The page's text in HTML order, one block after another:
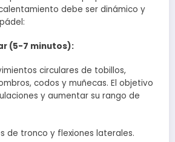
debe ser dinámico y
(5-7 minutos):
circulares de tobillos,
codos y muñecas. El objetivo
y aumentar su rango de
de tronco y flexiones laterales.